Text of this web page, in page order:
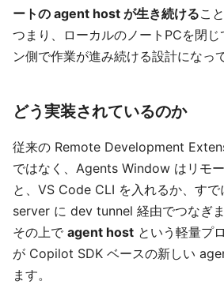
ートの agent host が生き続けるこ
つまり、ローカルのノートPCを閉
ン側で作業が進み続ける設計になっ
どう実装されているのか
従来の Remote Development
ではなく、Agents Window はリモ
と、VS Code CLI を入れるか、す
server に dev tunnel 経由でつなぎま
その上で agent host という軽量プ
が Copilot SDK ベースの新しい
ます。